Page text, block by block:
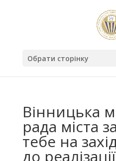
Обрати сторінку
Вінницька
рада міста
тебе на
до